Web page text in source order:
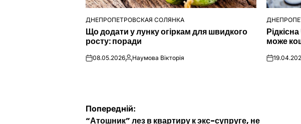
ОПУБЛІКУВАТИ
У
ДНЕПРОПЕТРОВСКАЯ СОЛЯНКА
Що додати у лунку огіркам для швидкого
росту: поради
on08.05.2026Опубліковано
Наумова Вікторія
У
може
on
Навігація
Попередній:
“Атошник” лез в квартиру к экс-супруге, не